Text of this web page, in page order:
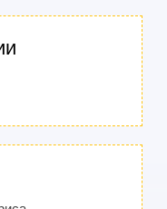
ул.
19-Н